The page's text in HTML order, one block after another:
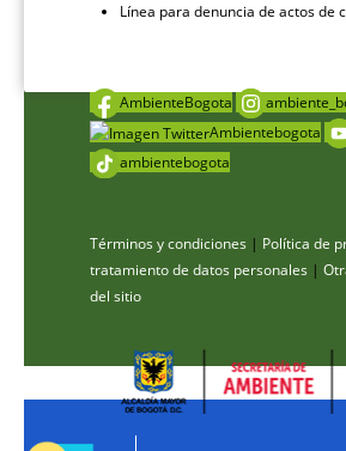
Línea para denuncia de actos de
AmbienteBogota
Ambientebogota
ambientebogota
Términos y condiciones | Política de
tratamiento de datos personales |
del sitio